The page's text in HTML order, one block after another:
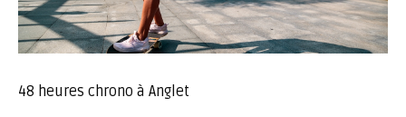
48 heures chrono à Anglet